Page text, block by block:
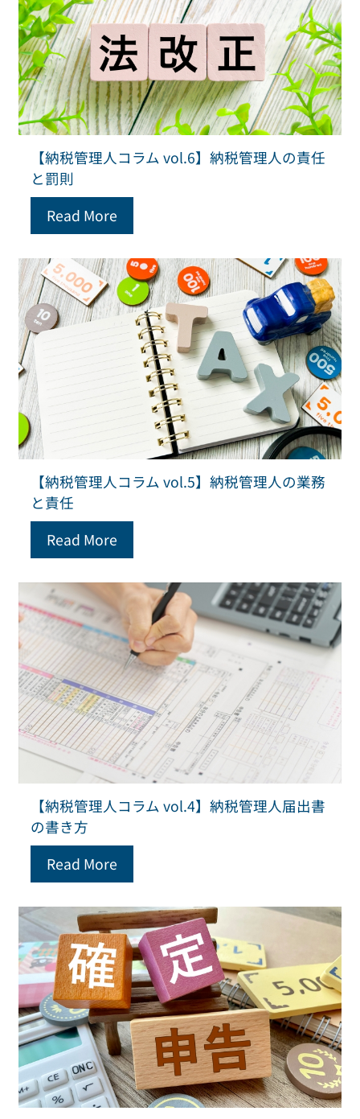
【納税管理人コラム vol.6】納税管理人の責任
と罰則
Read More
【納税管理人コラム vol.5】納税管理人の業務
と責任
Read More
【納税管理人コラム vol.4】納税管理人届出書
の書き方
Read More